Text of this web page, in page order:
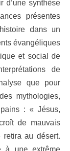
d’une synthèse
présentes
dans un
évangéliques
et social de
de
que pour
mythologies,
: « Jésus,
de mauvais
au désert.